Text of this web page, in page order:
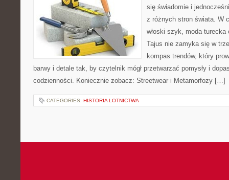
się świadomie i
z różnych stron świata. W
włoski szyk, moda
Tajus nie zamyka się w
kompas trendów, który
barwy i detale tak, by czytelnik mógł przetwarzać pomysły i
codzienności. Koniecznie zobacz: Streetwear i Metamorfozy […]
CATEGORIES: HISTORIA LOTNICTWA